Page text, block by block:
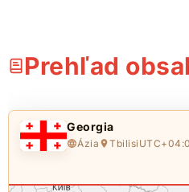
Prehľad
Georgia
Ázia Tbilisi